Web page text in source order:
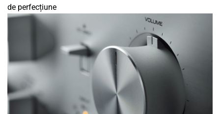
de perfecțiune